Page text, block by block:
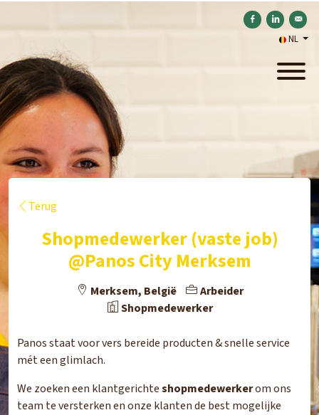
Delen op Facebook
Delen op
NL
Terug
Shopmedewerker (vaste job)
@Panos City Merksem
Merksem, België
Arbeider
Shopmedewerker
Panos staat voor vers bereide producten & snelle service
mét een glimlach.
We zoeken een klantgerichteshopmedewerkerom ons
team te versterken en onze klanten de best mogelijke